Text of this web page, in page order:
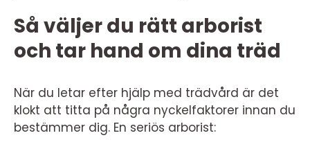
Så väljer du rätt arborist
och tar hand om dina träd
När du letar efter hjälp med trädvård är det
klokt att titta på några nyckelfaktorer innan du
bestämmer dig. En seriös arborist: